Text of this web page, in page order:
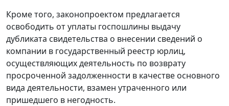
Кроме того, законопроектом предлагается
освободить от уплаты госпошлины выдачу
дубликата свидетельства о внесении сведений о
компании в государственный реестр юрлиц,
осуществляющих деятельность по возврату
просроченной задолженности в качестве основного
вида деятельности, взамен утраченного или
пришедшего в негодность.